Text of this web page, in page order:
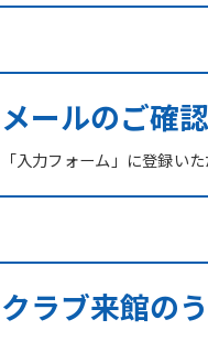
メールのご確認
「入力フォーム」に登録い
クラブ来館の